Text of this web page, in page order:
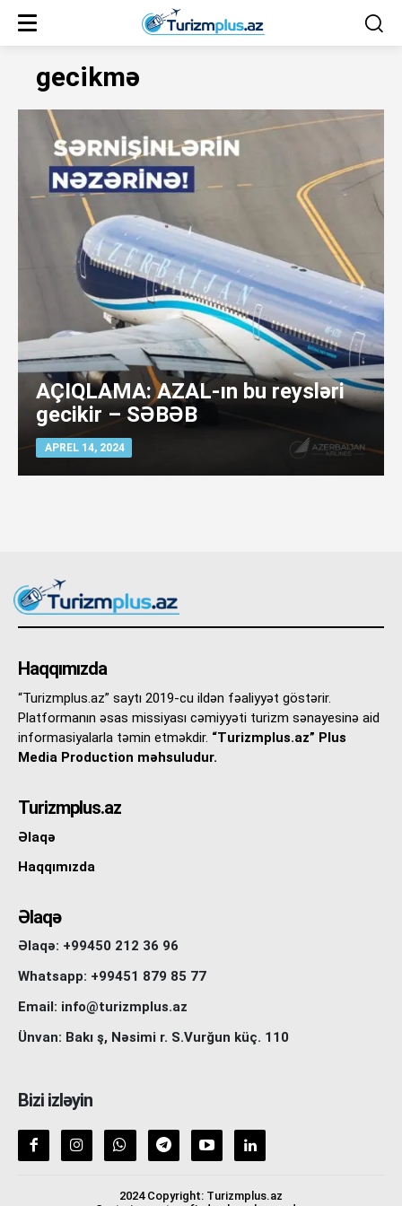
gecikmə
AÇIQLAMA: AZAL-ın bu reysləri
gecikir – SƏBƏB
APREL 14, 2024
Haqqımızda
“Turizmplus.az” saytı 2019-cu ildən fəaliyyət göstərir.
Platformanın əsas missiyası cəmiyyəti turizm sənayesinə aid
informasiyalarla təmin etməkdir. “Turizmplus.az” Plus
Media Production məhsuludur.
Turizmplus.az
Əlaqə
Haqqımızda
Əlaqə
Əlaqə: +99450 212 36 96
Whatsapp: +99451 879 85 77
Email: info@turizmplus.az
Ünvan: Bakı ş, Nəsimi r. S.Vurğun küç. 110
Bizi izləyin
2024 Copyright: Turizmplus.az